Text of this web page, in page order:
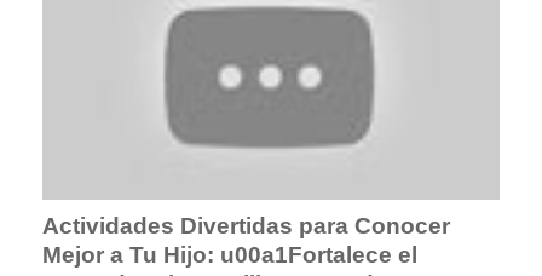
Actividades Divertidas para Conocer
Mejor a Tu Hijo: u00a1Fortalece el